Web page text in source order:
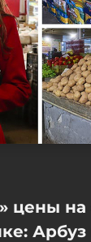
цены
Арбуз